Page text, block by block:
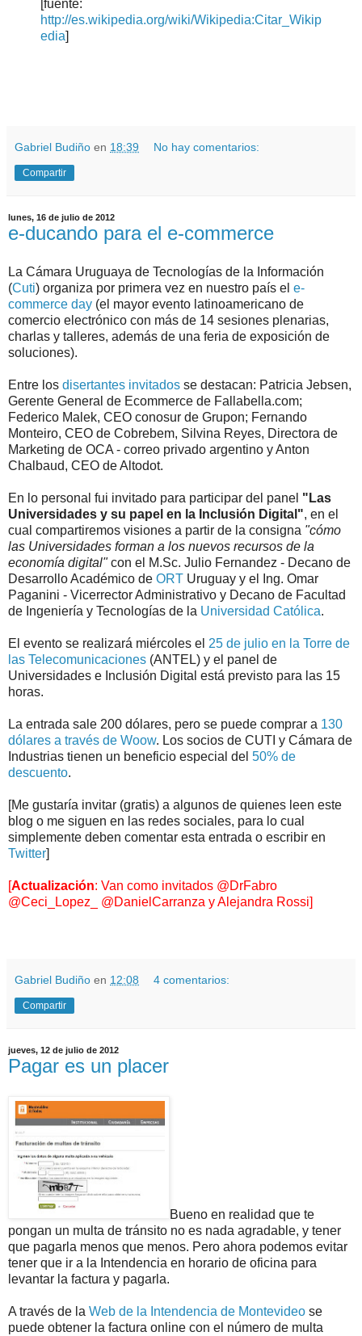
[fuente:
http://es.wikipedia.org/wiki/Wikipedia:Citar_Wikip
edia]
Gabriel Budiño en 18:39 No hay comentarios:
Compartir
lunes, 16 de julio de 2012
e-ducando para el e-commerce
La Cámara Uruguaya de Tecnologías de la Información
(Cuti) organiza por primera vez en nuestro país el e-
commerce day (el mayor evento latinoamericano de
comercio electrónico con más de 14 sesiones plenarias,
charlas y talleres, además de una feria de exposición de
soluciones).
Entre los disertantes invitados se destacan: Patricia Jebsen,
Gerente General de Ecommerce de Fallabella.com;
Federico Malek, CEO conosur de Grupon; Fernando
Monteiro, CEO de Cobrebem, Silvina Reyes, Directora de
Marketing de OCA - correo privado argentino y Anton
Chalbaud, CEO de Altodot.
En lo personal fui invitado para participar del panel "Las
Universidades y su papel en la Inclusión Digital", en el
cual compartiremos visiones a partir de la consigna "cómo
las Universidades forman a los nuevos recursos de la
economía digital"con el M.Sc. Julio Fernandez - Decano de
Desarrollo Académico de ORT Uruguay y el
Ing. Omar
Paganini - Vicerrector Administrativo y Decano de Facultad
de Ingeniería y Tecnologías de la Universidad Católica.
El evento se realizará miércoles el 25 de julio en la Torre de
las Telecomunicaciones (ANTEL) y el panel de
Universidades e Inclusión Digital está previsto para las 15
horas.
La entrada sale 200 dólares, pero se puede comprar a 130
dólares a través de Woow. Los socios de CUTI y Cámara de
Industrias tienen un beneficio especial del 50% de
descuento.
[Me gustaría invitar (gratis) a algunos de quienes leen este
blog o me siguen en las redes sociales, para lo cual
simplemente deben comentar esta entrada o escribir en
Twitter]
[Actualización: Van como invitados @DrFabro
@Ceci_Lopez_
@DanielCarranza yAlejandra Rossi]
Gabriel Budiño en 12:08 4 comentarios:
Compartir
jueves, 12 de julio de 2012
Pagar es un placer
Bueno en realidad que te
pongan un multa de tránsito no es nada agradable, y tener
que pagarla menos que menos. Pero ahora podemos evitar
tener que ir a la Intendencia en horario de oficina para
levantar la factura y pagarla.
A través de la Web de la Intendencia de Montevideo se
puede obtener la factura online con el número de multa